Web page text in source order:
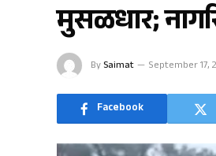
मुसळधार;
By Saimat September 17,
Facebook